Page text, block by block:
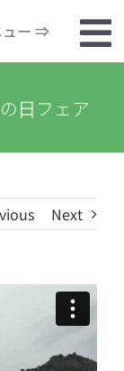
ュー ⇒
日フェア
Next